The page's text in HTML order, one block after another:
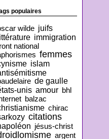
populaires
wilde juifs
immigration
national
femmes
islam
de gaulle
unis amour bhl
balzac
chirac
citations
jésus-christ
argent